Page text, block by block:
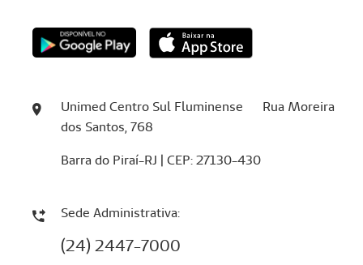
Unimed Centro Sul Fluminense Rua Moreira
dos Santos, 768
Barra do Piraí-RJ | CEP: 27130-430
Sede Administrativa:
(24) 2447-7000